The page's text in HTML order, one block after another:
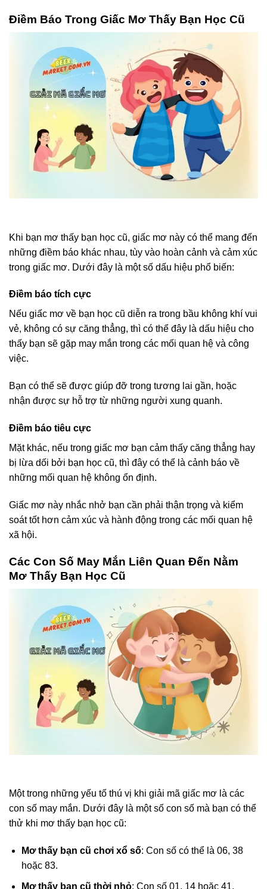
Điềm Báo Trong Giấc Mơ Thấy Bạn Học Cũ
Khi bạn mơ thấy bạn học cũ, giấc mơ này có thể mang đến
những điềm báo khác nhau, tùy vào hoàn cảnh và cảm xúc
trong giấc mơ. Dưới đây là một số dấu hiệu phổ biến:
Điềm báo tích cực
Nếu giấc mơ về bạn học cũ diễn ra trong bầu không khí vui
vẻ, không có sự căng thẳng, thì có thể đây là dấu hiệu cho
thấy bạn sẽ gặp may mắn trong các mối quan hệ và công
việc.
Bạn có thể sẽ được giúp đỡ trong tương lai gần, hoặc
nhận được sự hỗ trợ từ những người xung quanh.
Điềm báo tiêu cực
Mặt khác, nếu trong giấc mơ bạn cảm thấy căng thẳng hay
bị lừa dối bởi bạn học cũ, thì đây có thể là cảnh báo về
những mối quan hệ không ổn định.
Giấc mơ này nhắc nhở bạn cần phải thận trọng và kiểm
soát tốt hơn cảm xúc và hành động trong các mối quan hệ
xã hội.
Các Con Số May Mắn Liên Quan Đến Nằm
Mơ Thấy Bạn Học Cũ
Một trong những yếu tố thú vị khi giải mã giấc mơ là các
con số may mắn. Dưới đây là một số con số mà bạn có thể
thử khi mơ thấy bạn học cũ:
Mơ thấy bạn cũ chơi xổ số: Con số có thể là 06, 38
hoặc 83.
Mơ thấy bạn cũ thời nhỏ: Con số 01, 14 hoặc 41.